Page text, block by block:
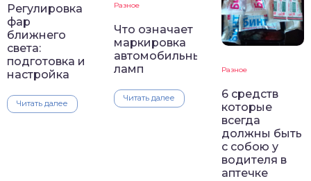
Регулировка
фар
ближнего
света:
подготовка и
настройка
Читать далее
Разное
Что означает
маркировка
автомобильных
ламп
Читать далее
Разное
6 средств
которые
всегда
должны быть
с собою у
водителя в
аптечке